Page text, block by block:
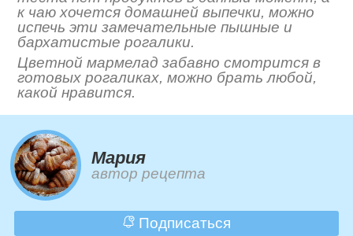
к чаю хочется домашней выпечки, можно
испечь эти замечательные пышные и
бархатистые рогалики.
Цветной мармелад забавно смотрится в
готовых рогаликах, можно брать любой,
какой нравится.
Мария
автор рецепта
Подписаться